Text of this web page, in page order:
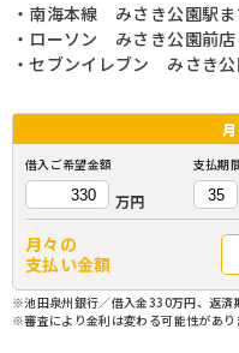
・南海本線 みさき公園駅
・ローソン みさき公園前
・セブンイレブン みさき
借入ご希望金額
万円
支払期
月々の
支払い金額
※池田泉州銀行／借入金330万円、返
※審査により金利は変わる可能性があり